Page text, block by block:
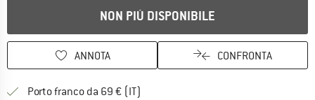
NON PIÙ DISPONIBILE
ANNOTA CONFRONTA
Porto franco da 69 € (IT)